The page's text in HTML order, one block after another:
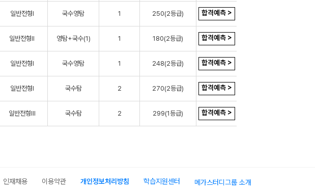
일반전형Ⅰ 국수영탐 1 250(2등급) 합격예측 >
일반전형Ⅱ 영탐+국수(1) 1 180(2등급) 합격예측 >
일반전형Ⅰ 국수영탐 1 248(2등급) 합격예측 >
일반전형Ⅰ 국수탐 2 270(2등급) 합격예측 >
일반전형Ⅲ 국수탐 2 299(1등급) 합격예측 >
인재채용 이용약관 개인정보처리방침 학습지원센터 메가스터디그룹 소개